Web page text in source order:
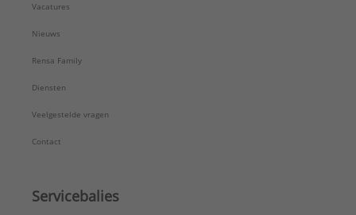
Vacatures
Nieuws
Rensa Family
Diensten
Veelgestelde vragen
Contact
Servicebalies